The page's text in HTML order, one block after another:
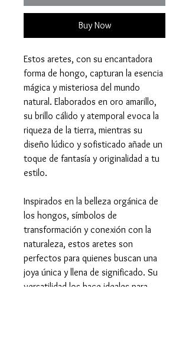
Buy Now
Estos aretes, con su encantadora
forma de hongo, capturan la esencia
mágica y misteriosa del mundo
natural. Elaborados en oro amarillo,
su brillo cálido y atemporal evoca la
riqueza de la tierra, mientras su
diseño lúdico y sofisticado añade un
toque de fantasía y originalidad a tu
estilo.
Inspirados en la belleza orgánica de
los hongos, símbolos de
transformación y conexión con la
naturaleza, estos aretes son
perfectos para quienes buscan una
joya única y llena de significado. Su
versatilidad los hace ideales para